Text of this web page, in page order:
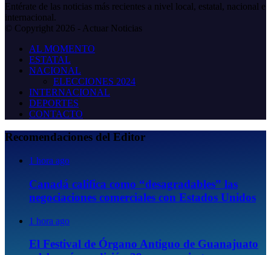
Entérate de las noticias más recientes a nivel local, estatal, nacional e
internacional.
© Copyright 2026 - Actuar Noticias
AL MOMENTO
ESTATAL
NACIONAL
ELECCIONES 2024
INTERNACIONAL
DEPORTES
CONTACTO
Recomendaciones del Editor
1 hora ago
Canadá califica como “desagradables” las
negociaciones comerciales con Estados Unidos
1 hora ago
El Festival de Órgano Antiguo de Guanajuato